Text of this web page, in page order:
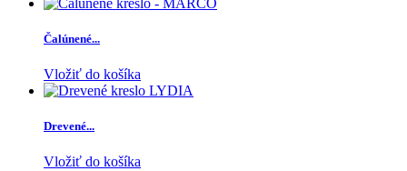
Čalúnené...
Vložiť do košíka
Drevené...
Vložiť do košíka